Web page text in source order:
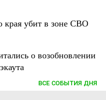
края убит в зоне СВО
о возобновлении
ВСЕ СОБЫТИЯ ДНЯ